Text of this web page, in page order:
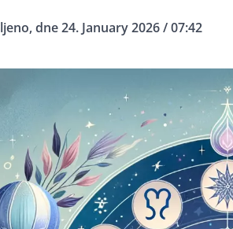
dne 24. January 2026 / 07:42